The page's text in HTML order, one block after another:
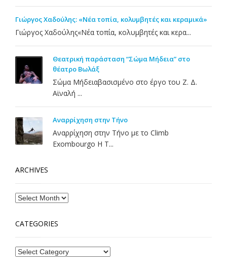
Γιώργος Χαδούλης: «Νέα τοπία, κολυμβητές και κεραμικά»
Γιώργος Χαδούλης«Νέα τοπία, κολυμβητές και κερα...
Θεατρική παράσταση “Σώμα Μήδεια” στο
θέατρο Βωλάξ
Σώμα Μήδειαβασισμένο στο έργο του Ζ. Δ.
Αϊναλή ...
Αναρρίχηση στην Τήνο
Αναρρίχηση στην Τήνο με το Climb
Exombourgo Η Τ...
ARCHIVES
CATEGORIES